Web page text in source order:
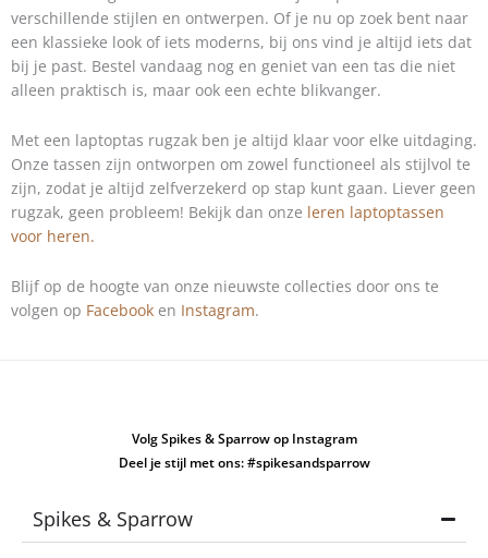
verschillende stijlen en ontwerpen. Of je nu op zoek bent naar
een klassieke look of iets moderns, bij ons vind je altijd iets dat
bij je past. Bestel vandaag nog en geniet van een tas die niet
alleen praktisch is, maar ook een echte blikvanger.
Met een laptoptas rugzak ben je altijd klaar voor elke uitdaging.
Onze tassen zijn ontworpen om zowel functioneel als stijlvol te
zijn, zodat je altijd zelfverzekerd op stap kunt gaan. Liever geen
rugzak, geen probleem! Bekijk dan onze leren laptoptassen
voor heren.
Blijf op de hoogte van onze nieuwste collecties door ons te
volgen op Facebook en Instagram.
Volg Spikes & Sparrow op Instagram
Deel je stijl met ons: #spikesandsparrow
Spikes & Sparrow